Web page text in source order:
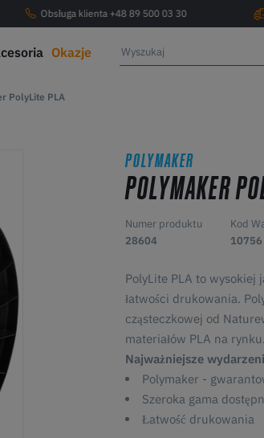
Obsługa klienta +48 89 500 03 30
Okazje
PolyLite PLA
POLYMAKER
POLYMAKER
Numer produktu
28604
Kod
10756
PolyLite PLA to wysokiej
łatwości drukowania.
cząsteczkowej od
materiałów PLA na rynku.
Najważniejsze
Polymaker -
Szeroka gama
Łatwość drukowania